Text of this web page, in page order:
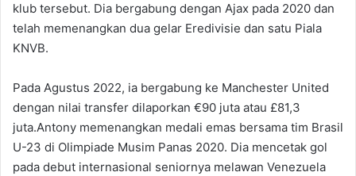
klub tersebut. Dia bergabung dengan Ajax pada 2020 dan
telah memenangkan dua gelar Eredivisie dan satu Piala
KNVB.
Pada Agustus 2022, ia bergabung ke Manchester United
dengan nilai transfer dilaporkan €90 juta atau £81,3
juta.Antony memenangkan medali emas bersama tim Brasil
U-23 di Olimpiade Musim Panas 2020. Dia mencetak gol
pada debut internasional seniornya melawan Venezuela